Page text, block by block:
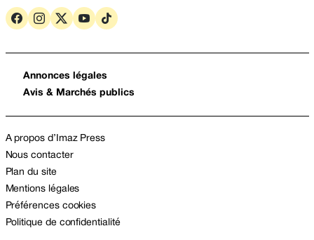
Annonces légales
Avis & Marchés publics
A propos d’Imaz Press
Nous contacter
Plan du site
Mentions légales
Préférences cookies
Politique de confidentialité